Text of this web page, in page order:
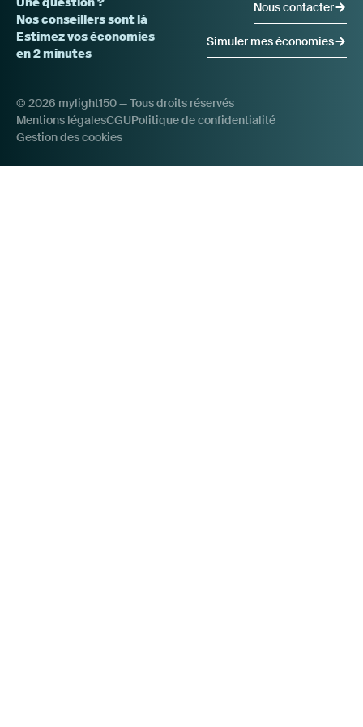
Que
Formations
Documentation technique
Distributeurs
Nos conseillers sont là
Nous contacter
Estimez vos économies
en 2 minutes
Simuler mes économies
© 2026 mylight150 — Tous droits réservés
Mentions légalesCGUPolitique de confidentialité
Gestion des cookies